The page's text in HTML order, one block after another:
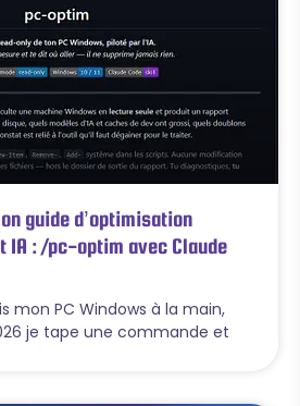
guide d’optimisation
IA : /pc-optim avec Claude
mon PC Windows à la main,
je tape une commande et